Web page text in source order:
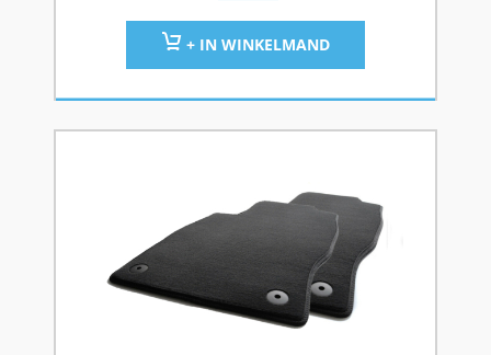
+ IN WINKELMAND